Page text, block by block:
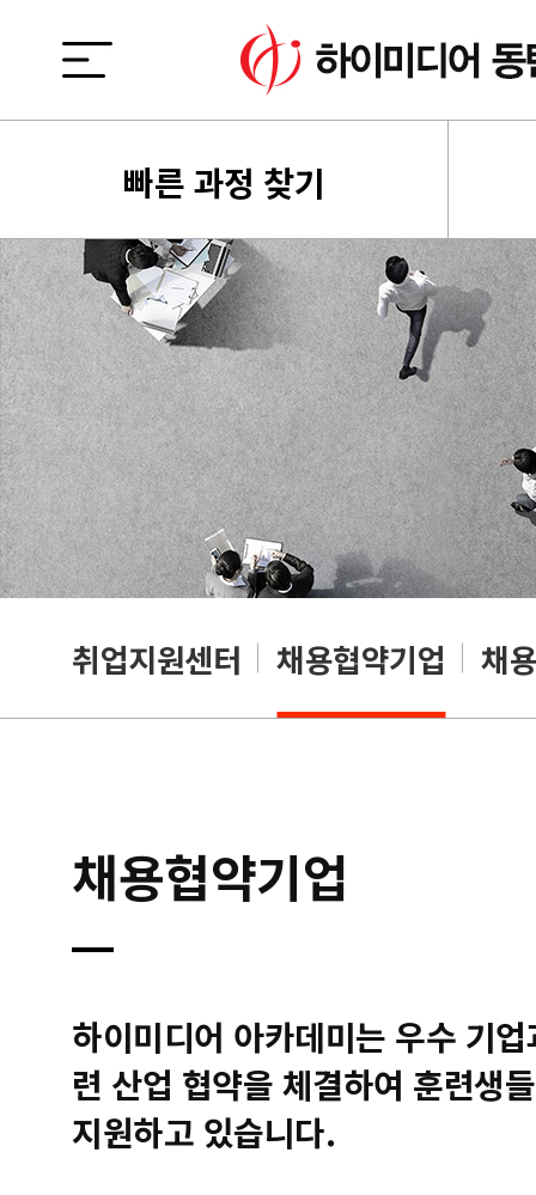
빠른 과정 찾기
취업지원센터 채용협약기업 채
채용협약기업
하이미디어 아카데미는 우수 기
련 산업 협약을 체결하여 훈련생
지원하고 있습니다.